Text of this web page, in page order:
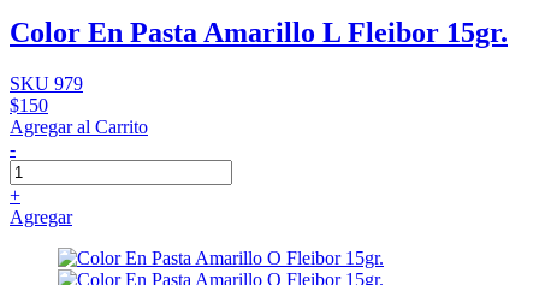
Color En Pasta Amarillo L Fleibor 15gr.
SKU 979
$150
Agregar al Carrito
-
+
Agregar